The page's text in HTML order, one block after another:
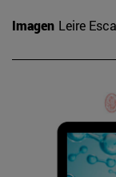
Imagen Leire